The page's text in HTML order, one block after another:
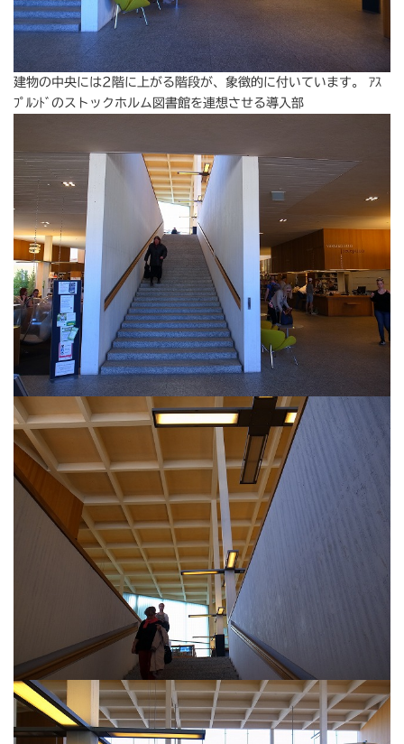
建物の中央には2階に上がる階段が、象徴的に付いています。 ｱｽ
ﾌﾟﾙﾝﾄﾞのストックホルム図書館を連想させる導入部